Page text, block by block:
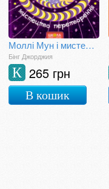
Моллі Мун і мистецтво перетворення
Бінг Джорджия
265 грн
К
В кошик